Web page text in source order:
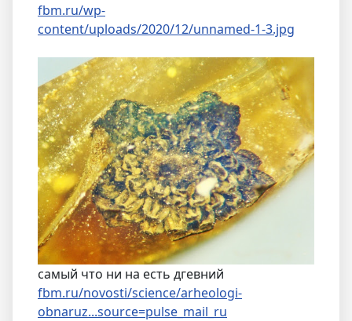
fbm.ru/wp-
content/uploads/2020/12/unnamed-1-3.jpg
самый что ни на есть дгевний
fbm.ru/novosti/science/arheologi-
obnaruz...source=pulse_mail_ru